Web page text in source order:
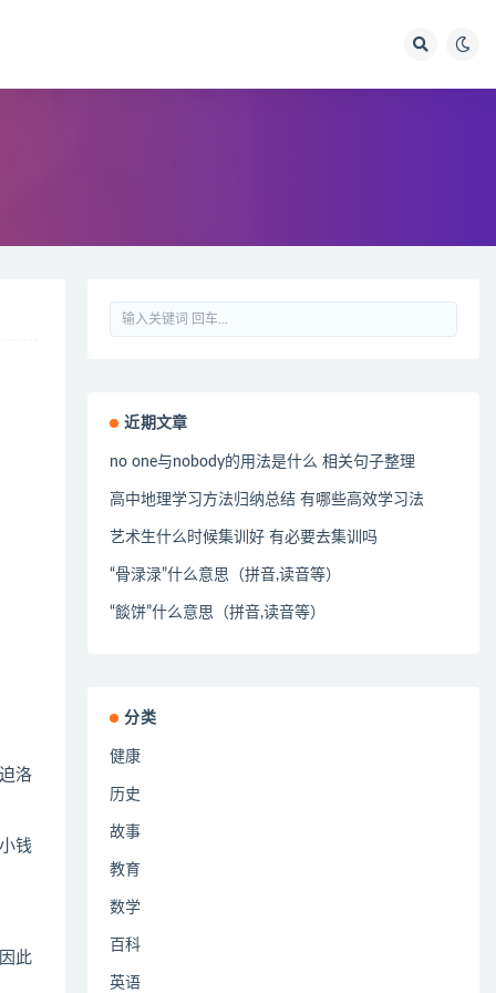
洛
钱
此
近期文章
no one与nobody的用法是什么 相关句子整理
高中地理学习方法归纳总结 有哪些高效学习法
艺术生什么时候集训好 有必要去集训吗
“骨渌渌”什么意思（拼音,读音等）
“餤饼”什么意思（拼音,读音等）
分类
健康
历史
故事
教育
数学
百科
英语